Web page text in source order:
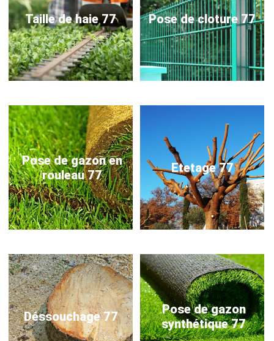
Taille de haie 77 Pose de cloture 77
Pose de gazon en
rouleau 77
Etetage 77
Déssouchage 77
Pose de gazon
synthétique 77